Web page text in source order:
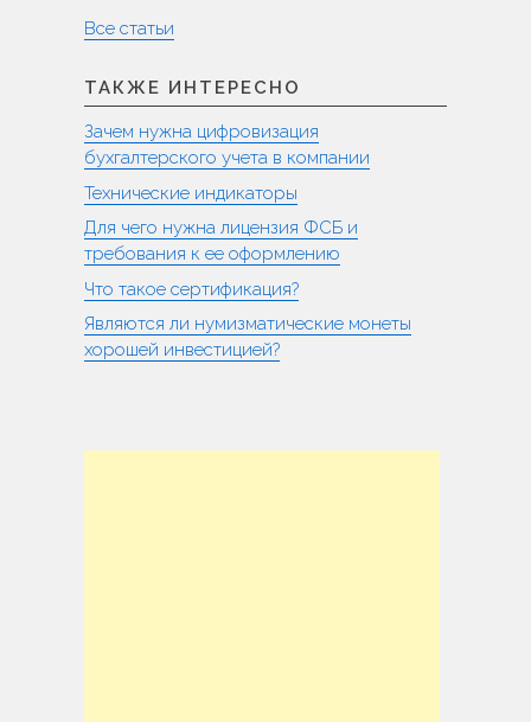
Все статьи
ТАКЖЕ ИНТЕРЕСНО
Зачем нужна цифровизация
бухгалтерского учета в компании
Технические индикаторы
Для чего нужна лицензия ФСБ и
требования к ее оформлению
Что такое сертификация?
Являются ли нумизматические монеты
хорошей инвестицией?